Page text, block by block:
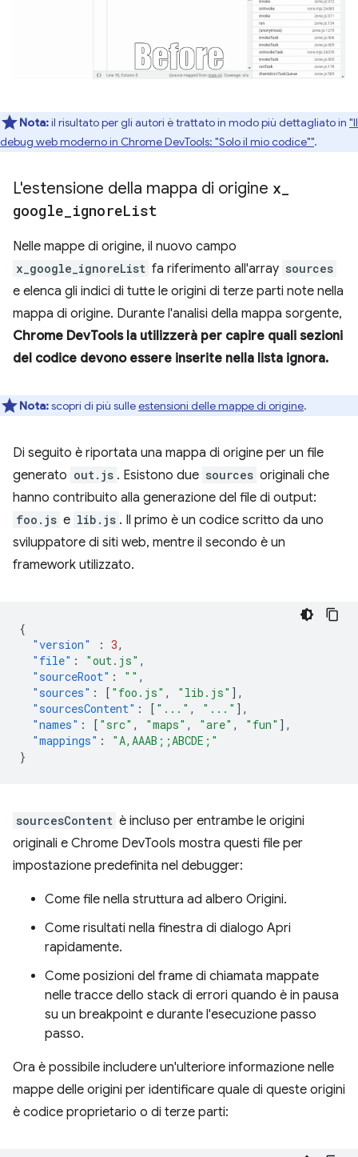
Nota:il risultato per gli autori è trattato in modo più dettagliato in "Il
debug web moderno in Chrome DevTools: "Solo il mio codice"".
L'estensione della mappa di origine x
google ignoreList
Nelle mappe di origine, il nuovo campo
x_google_ignoreList fa riferimento all'array sources
e elenca gli indici di tutte le origini di terze parti note nella
mappa di origine. Durante l'analisi della mappa sorgente,
Chrome DevTools la utilizzerà per capire quali sezioni
del codice devono essere inserite nella lista ignora.
Nota:scopri di più sulleestensioni delle mappe di origine.
Di seguito è riportata una mappa di origine per un file
generato out.js . Esistono due sources originali che
hanno contribuito alla generazione del file di output:
foo.js e lib.js . Il primo è un codice scritto da uno
sviluppatore di siti web, mentre il secondo è un
framework utilizzato.
{
"version"
: 3,
"file" : "out.js" ,
"sourceRoot" : "" ,
"sources" : [ "foo.js" , "lib.js" ],
"sourcesContent" : [ "..." , "..." ],
"names" : [ "src" , "maps" , "are" , "fun" ],
"mappings" :
"A,AAAB;;ABCDE;"
}
sourcesContent è incluso per entrambe le origini
originali e Chrome DevTools mostra questi file per
impostazione predefinita nel debugger:
Come file nella struttura ad albero Origini.
Come risultati nella finestra di dialogo Apri
rapidamente.
Come posizioni del frame di chiamata mappate
nelle tracce dello stack di errori quando è in pausa
su un breakpoint e durante l'esecuzione passo
passo.
Ora è possibile includere un'ulteriore informazione nelle
mappe delle origini per identificare quale di queste origini
è codice proprietario o di terze parti: